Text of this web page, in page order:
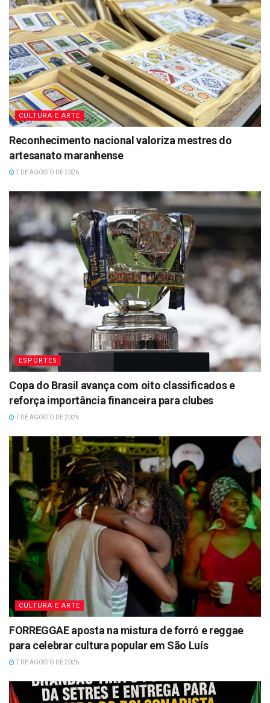
CULTURA E ARTE
Reconhecimento nacional valoriza mestres do
artesanato maranhense
7 DE AGOSTO DE 2026
ESPORTES
Copa do Brasil avança com oito classificados e
reforça importância financeira para clubes
7 DE AGOSTO DE 2026
CULTURA E ARTE
FORREGGAE aposta na mistura de forró e reggae
para celebrar cultura popular em São Luís
7 DE AGOSTO DE 2026